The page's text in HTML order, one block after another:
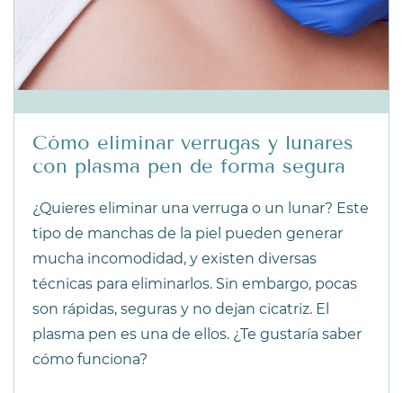
Cómo eliminar verrugas y lunares
con plasma pen de forma segura
¿Quieres eliminar una verruga o un lunar? Este
tipo de manchas de la piel pueden generar
mucha incomodidad, y existen diversas
técnicas para eliminarlos. Sin embargo, pocas
son rápidas, seguras y no dejan cicatriz. El
plasma pen es una de ellos. ¿Te gustaría saber
cómo funciona?